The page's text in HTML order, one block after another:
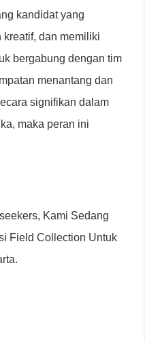
kandidat yang
kreatif, dan memiliki
bergabung dengan tim
menantang dan
signifikan dalam
maka peran ini
Kami Sedang
Field Collection Untuk